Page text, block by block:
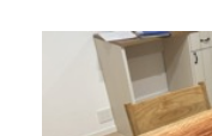
MOKUBA に